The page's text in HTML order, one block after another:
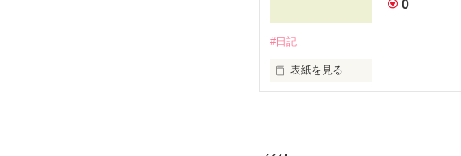
0
#日記
表紙を見る